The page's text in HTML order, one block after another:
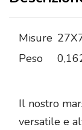
Misure
Peso
Il nostro
versatile e